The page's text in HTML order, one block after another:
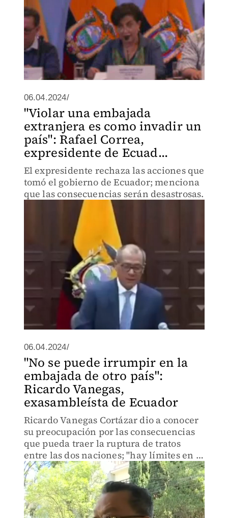
06.04.2024/
"Violar una embajada
extranjera es como invadir un
país": Rafael Correa,
expresidente de Ecuad...
El expresidente rechaza las acciones que
tomó el gobierno de Ecuador; menciona
que las consecuencias serán desastrosas.
06.04.2024/
"No se puede irrumpir en la
embajada de otro país":
Ricardo Vanegas,
exasambleísta de Ecuador
Ricardo Vanegas Cortázar dio a conocer
su preocupación por las consecuencias
que pueda traer la ruptura de tratos
entre las dos naciones; "hay límites en el
derecho internacional".